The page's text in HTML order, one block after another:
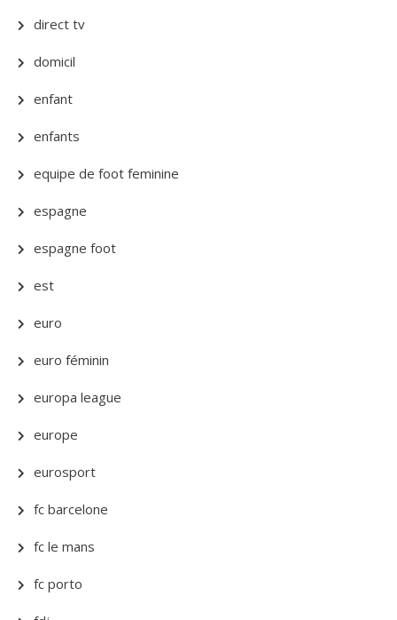
direct tv
domicil
enfant
enfants
equipe de foot feminine
espagne
espagne foot
est
euro
euro féminin
europa league
europe
eurosport
fc barcelone
fc le mans
fc porto